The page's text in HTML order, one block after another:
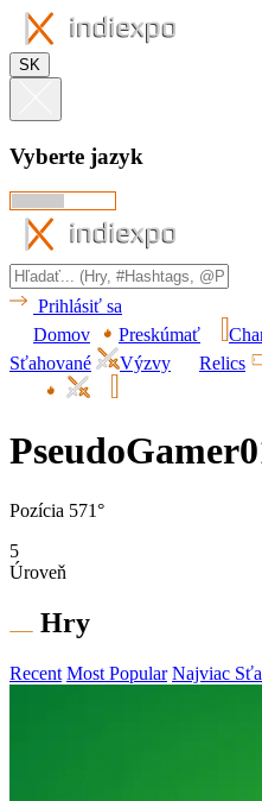
SK
Vyberte jazyk
Prihlásiť sa
Domov
Preskúmať
Sťahované
Výzvy Relics
Pozícia 571°
5
Úroveň
Hry
Recent Most Popular Najviac